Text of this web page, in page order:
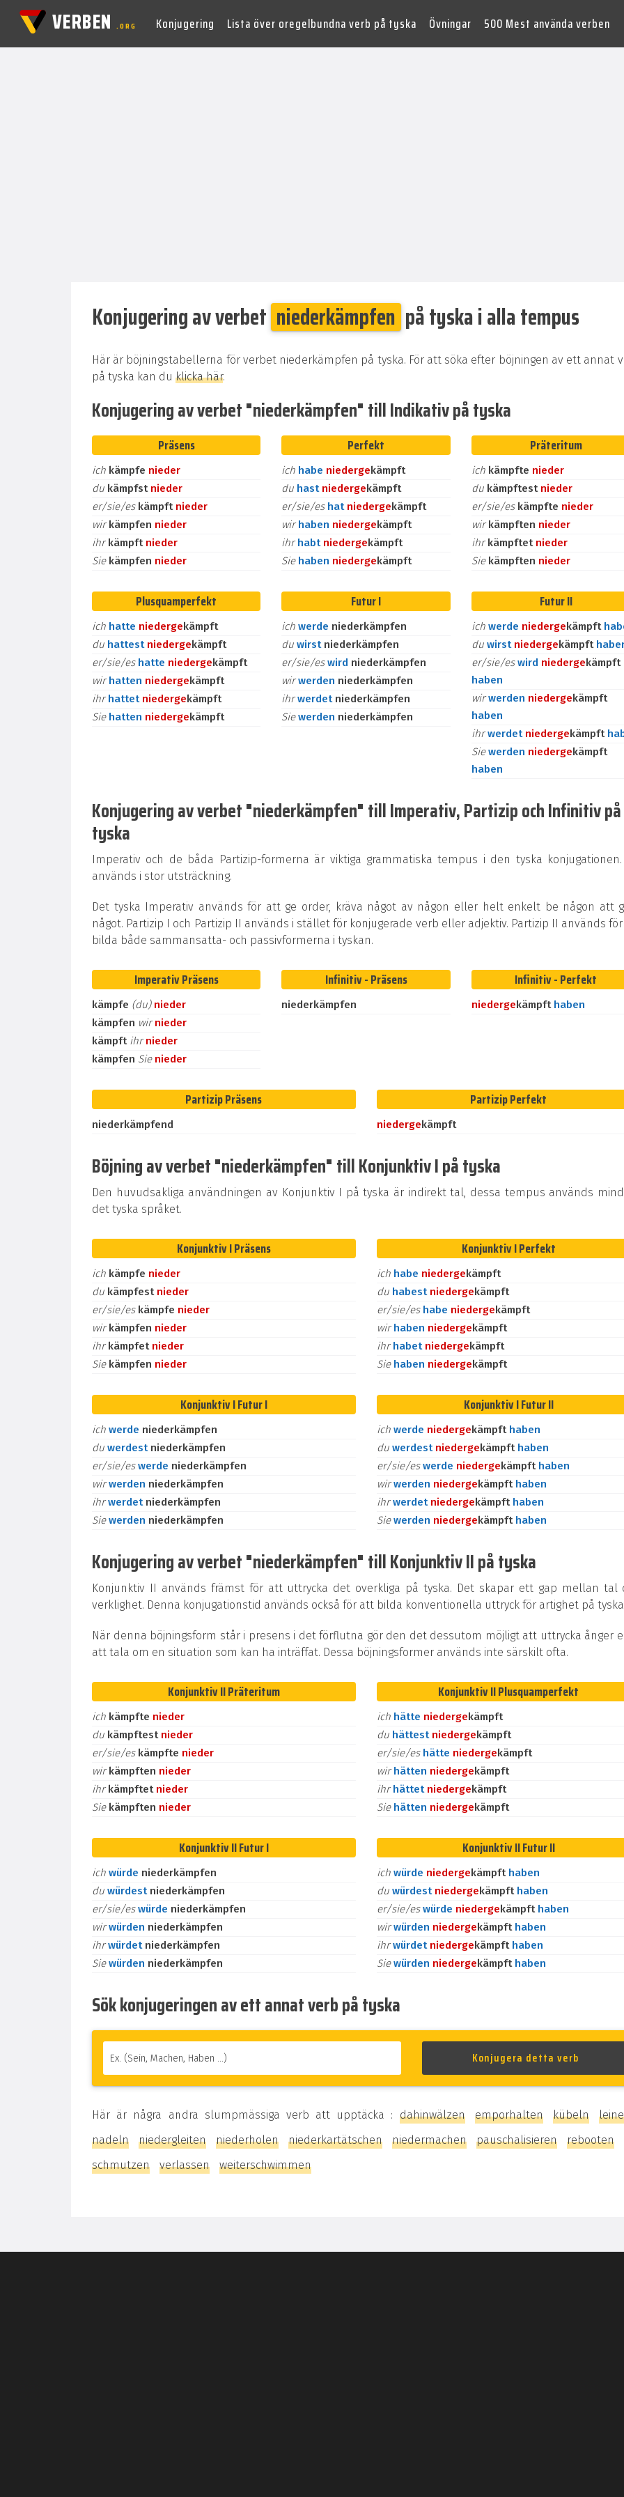
VERBEN.ORG Konjugering Lista över oregelbundna verb på tyska Övningar 500 Mest använda verben
Konjugering av verbet niederkämpfen på tyska i alla tempus
Här är böjningstabellerna för verbet niederkämpfen på tyska. För att söka efter böjningen av ett annat
på tyska kan du klicka här.
Konjugering av verbet "niederkämpfen" till Indikativ på tyska
Präsens
ich kämpfe nieder
du kämpfst nieder
er/sie/es kämpft nieder
wirkämpfen nieder
ihrkämpft nieder
Sie kämpfen nieder
Perfekt
ich habe niedergekämpft
du hast niedergekämpft
er/sie/es hat niedergekämpft
wirhaben niedergekämpft
ihrhabt niedergekämpft
Sie haben niedergekämpft
Präteritum
ich kämpfte nieder
du kämpftest nieder
er/sie/es kämpfte nieder
wirkämpften nieder
ihrkämpftet nieder
Sie kämpften nieder
Plusquamperfekt
ich hatte niedergekämpft
du hattest niedergekämpft
er/sie/es hatte niedergekämpft
wirhatten niedergekämpft
ihrhattet niedergekämpft
Sie hatten niedergekämpft
Futur I
ichwerde niederkämpfen
duwirst niederkämpfen
er/sie/eswird niederkämpfen
wirwerden niederkämpfen
ihrwerdet niederkämpfen
Siewerden niederkämpfen
Futur II
ich werde niedergekämpft
du wirst niedergekämpft
er/sie/eswird niedergekämpft
haben
wirwerden niedergekämpft
haben
ihrwerdet niedergekämpft
Siewerden niedergekämpft
haben
Konjugering av verbet "niederkämpfen" till Imperativ, Partizip och Infinitiv på
tyska
Imperativ och de båda Partizip-formerna är viktiga grammatiska tempus i den tyska konjugationen.
används i stor utsträckning.
Det tyska Imperativ används för att ge order, kräva något av någon eller helt enkelt be någon att
något. Partizip I och Partizip II används i stället för konjugerade verb eller adjektiv. Partizip II används
bilda både sammansatta- och passivformerna i tyskan.
Imperativ Präsens
kämpfe (du) nieder
kämpfen wirnieder
kämpft ihrnieder
kämpfen Sie nieder
Infinitiv - Präsens
niederkämpfen
Infinitiv - Perfekt
niedergekämpft haben
Partizip Präsens
niederkämpfend
Partizip Perfekt
niedergekämpft
Böjning av verbet "niederkämpfen" till Konjunktiv I på tyska
Den huvudsakliga användningen av Konjunktiv I på tyska är indirekt tal, dessa tempus används
det tyska språket.
Konjunktiv I Präsens
ich kämpfe nieder
du kämpfest nieder
er/sie/es kämpfe nieder
wirkämpfen nieder
ihrkämpfet nieder
Sie kämpfen nieder
Konjunktiv I Perfekt
ich habe niedergekämpft
du habest niedergekämpft
er/sie/es habe niedergekämpft
wirhaben niedergekämpft
ihrhabet niedergekämpft
Sie haben niedergekämpft
Konjunktiv I Futur I
ich werde niederkämpfen
du werdest niederkämpfen
er/sie/eswerde niederkämpfen
wirwerden niederkämpfen
ihrwerdet niederkämpfen
Siewerden niederkämpfen
Konjunktiv I Futur II
ich werde niedergekämpft haben
du werdest niedergekämpft haben
er/sie/eswerde niedergekämpft haben
wirwerden niedergekämpft haben
ihrwerdet niedergekämpft haben
Siewerden niedergekämpft haben
Konjugering av verbet "niederkämpfen" till Konjunktiv II på tyska
Konjunktiv II används främst för att uttrycka det overkliga på tyska. Det skapar ett gap mellan tal
verklighet. Denna konjugationstid används också för att bilda konventionella uttryck för artighet på
När denna böjningsform står i presens i det förflutna gör den det dessutom möjligt att uttrycka ånger
att tala om en situation som kan ha inträffat. Dessa böjningsformer används inte särskilt ofta.
Konjunktiv II Präteritum
ich kämpfte nieder
du kämpftest nieder
er/sie/es kämpfte nieder
wirkämpften nieder
ihrkämpftet nieder
Sie kämpften nieder
Konjunktiv II Plusquamperfekt
ich hätte niedergekämpft
du hättest niedergekämpft
er/sie/es hätte niedergekämpft
wirhätten niedergekämpft
ihrhättet niedergekämpft
Sie hätten niedergekämpft
Konjunktiv II Futur I
ich würde niederkämpfen
du würdest niederkämpfen
er/sie/eswürde niederkämpfen
wirwürden niederkämpfen
ihrwürdet niederkämpfen
Siewürden niederkämpfen
Konjunktiv II Futur II
ich würde niedergekämpft haben
du würdest niedergekämpft haben
er/sie/eswürde niedergekämpft haben
wirwürden niedergekämpft haben
ihrwürdet niedergekämpft haben
Siewürden niedergekämpft haben
Sök konjugeringen av ett annat verb på tyska
Här är några andra slumpmässiga verb att upptäcka : dahinwälzen emporhalten kübeln
nadeln
niedergleiten niederholen niederkartätschen niedermachen pauschalisieren
rebooten
schmutzen
verlassen weiterschwimmen